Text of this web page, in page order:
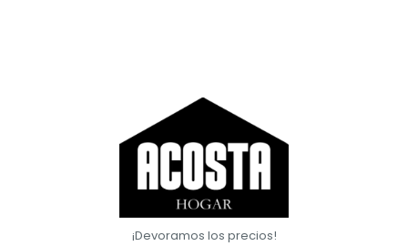
¡Devoramos los precios!